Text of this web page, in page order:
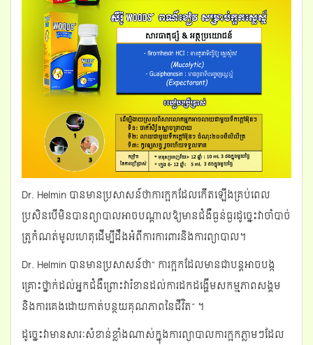
Dr. Helmin បានមានប្រសាសន៍ថាការក្អកដែលកើតឡើងគ្រប់ពេល
ប្រសិនបើមិនបានព្យាបាលអាចបណ្តាលឱ្យមានជំងឺធ្ងន់ធ្ងរដូច្នេះវាចាំបាច់
ត្រូកំណត់មូលហេតុដើម្បីដឹងអំពីការការពារនិងការព្យាបាល។
Dr. Helmin បានមានប្រសាសន៍ថា“ ការក្អកដែលមានជាបន្តអាចបង្ក
គ្រោះថ្នាក់ដល់អ្នកជំងឺព្រោះវារំខានដល់ការដកដង្ហើមសកម្មភាពសង្គម
និងការគេងដោយកាត់បន្ថយគុណភាពនៃជីវិត” ។
ដូច្នេះវាមានសារៈសំខាន់ខ្លាំងណាស់ក្នុងការព្យាបាលការក្អកភ្លាមៗដែល